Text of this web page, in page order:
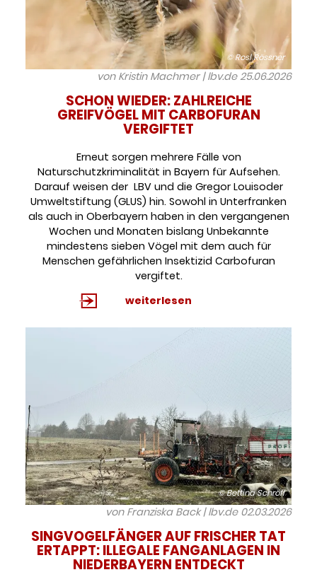
© Rosl Rössner
von Kristin Machmer | lbv.de25.06.2026
SCHON WIEDER: ZAHLREICHE
GREIFVÖGEL MIT CARBOFURAN
VERGIFTET
Erneut sorgen mehrere Fälle von
Naturschutzkriminalität in Bayern für Aufsehen.
Darauf weisen der LBV und die Gregor Louisoder
Umweltstiftung (GLUS) hin. Sowohl in Unterfranken
als auch in Oberbayern haben in den vergangenen
Wochen und Monaten bislang Unbekannte
mindestens sieben Vögel mit dem auch für
Menschen gefährlichen Insektizid Carbofuran
vergiftet.
weiterlesen
© Bettina Schröfl
von Franziska Back | lbv.de 02.03.2026
SINGVOGELFÄNGER AUF FRISCHER TAT
ERTAPPT: ILLEGALE FANGANLAGEN IN
NIEDERBAYERN ENTDECKT